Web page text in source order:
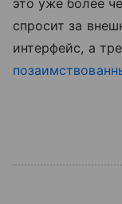
это уже более
спросит за
интерфейс, а